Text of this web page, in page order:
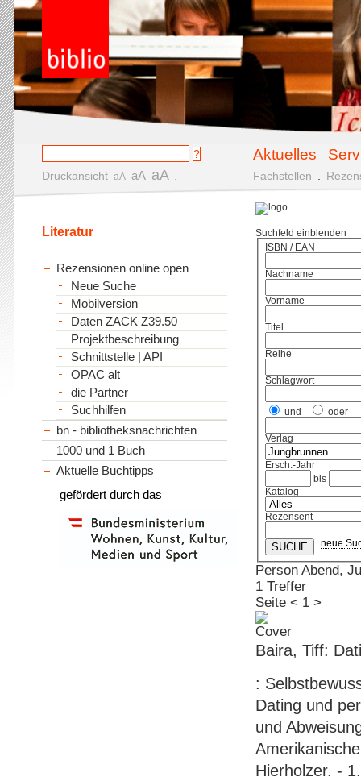
Aktuelles
Druckansicht aA aA aA Fachstellen
Suchfeld einblenden
ISBN / EAN
Nachname
Vorname
Titel
Reihe
Schlagwort
und oder
Verlag
Ersch.-Jahr
bis
Katalog
Rezensent
neue
Person Abend,
1 Treffer
Seite < 1 >
Baira, Tiff:
:
Dating und
und
Hierholzer. -
Literatur
Rezensionen online open
Neue Suche
Mobilversion
Daten ZACK Z39.50
Projektbeschreibung
Schnittstelle | API
OPAC alt
die Partner
Suchhilfen
bn - bibliotheksnachrichten
1000 und 1 Buch
Aktuelle Buchtipps
gefördert durch das